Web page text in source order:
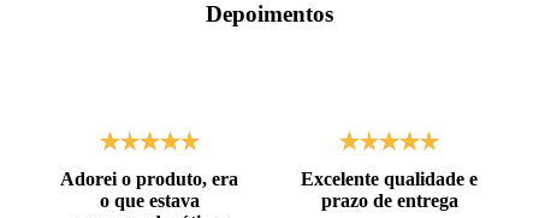
Depoimentos
Adorei o produto, era
o que estava
Excelente qualidade e
prazo de entrega